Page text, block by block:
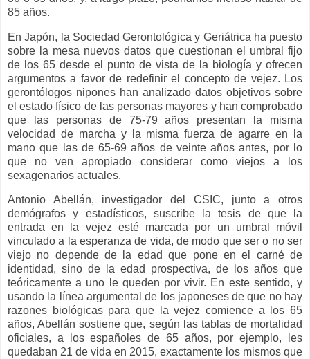
85 años.
En Japón, la Sociedad Gerontológica y Geriátrica ha puesto
sobre la mesa nuevos datos que cuestionan el umbral fijo
de los 65 desde el punto de vista de la biología y ofrecen
argumentos a favor de redefinir el concepto de vejez. Los
gerontólogos nipones han analizado datos objetivos sobre
el estado físico de las personas mayores y han comprobado
que las personas de 75-79 años presentan la misma
velocidad de marcha y la misma fuerza de agarre en la
mano que las de 65-69 años de veinte años antes, por lo
que no ven apropiado considerar como viejos a los
sexagenarios actuales.
Antonio Abellán, investigador del CSIC, junto a otros
demógrafos y estadísticos, suscribe la tesis de que la
entrada en la vejez esté marcada por un umbral móvil
vinculado a la esperanza de vida, de modo que ser o no ser
viejo no depende de la edad que pone en el carné de
identidad, sino de la edad prospectiva, de los años que
teóricamente a uno le queden por vivir. En este sentido, y
usando la línea argumental de los japoneses de que no hay
razones biológicas para que la vejez comience a los 65
años, Abellán sostiene que, según las tablas de mortalidad
oficiales, a los españoles de 65 años, por ejemplo, les
quedaban 21 de vida en 2015, exactamente los mismos que